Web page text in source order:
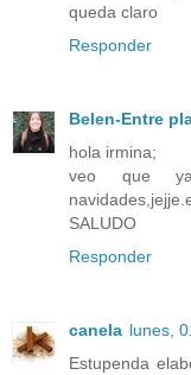
queda claro
Responder
Belen-Entre
hola irmina;
veo que
SALUDO
Responder
canela lunes,
Estupenda